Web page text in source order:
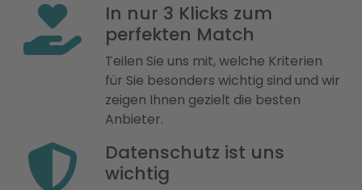
In nur 3 Klicks zum
perfekten Match
Teilen Sie uns mit, welche Kriterien
für Sie besonders wichtig sind und wir
zeigen Ihnen gezielt die besten
Anbieter.
Datenschutz ist uns
wichtig